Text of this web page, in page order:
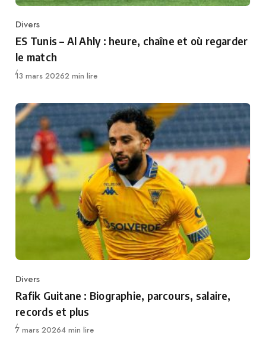
Category
Divers
ES Tunis – Al Ahly : heure, chaîne et où regarder
le match
Publié
13 mars 20262 min lire
Category
Divers
Rafik Guitane : Biographie, parcours, salaire,
records et plus
Publié
7 mars 20264 min lire